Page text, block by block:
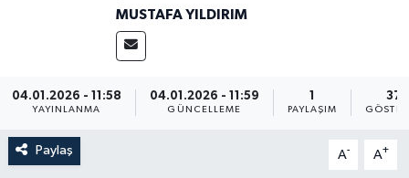
MUSTAFA YILDIRIM
04.01.2026 - 11:58
YAYINLANMA
04.01.2026 - 11:59
GÜNCELLEME PAYLAŞIM
37
Paylaş A- A+
E-GAZETE